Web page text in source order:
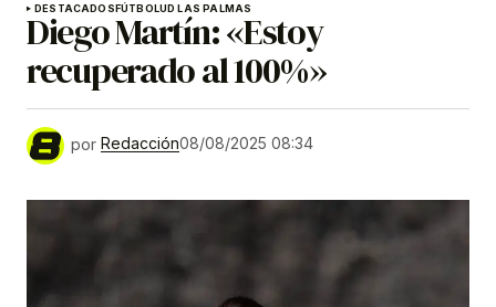
DESTACADOSFÚTBOLUD LAS PALMAS
Diego Martín: «Estoy
recuperado al 100%»
por Redacción08/08/2025 08:34